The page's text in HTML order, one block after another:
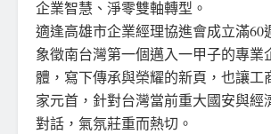
企業智慧、淨零雙軸轉型。
適逢高雄市企業經理協進會成立滿60
象徵南台灣第一個邁入一甲子的專業
體，寫下傳承與榮耀的新頁，也讓工
家元首，針對台灣當前重大國安與經
對話，氣氛莊重而熱切。